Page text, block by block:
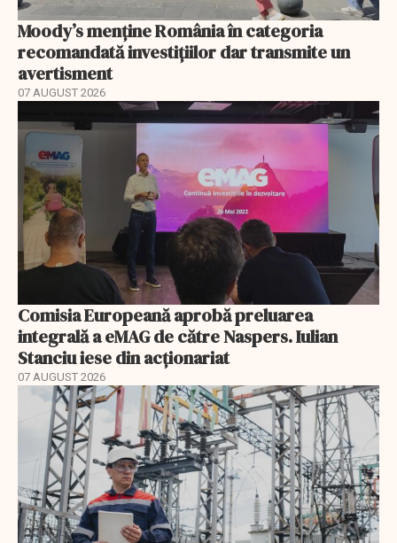
Moody’s menține România în categoria
recomandată investițiilor dar transmite un
avertisment
07 AUGUST 2026
Comisia Europeană aprobă preluarea
integrală a eMAG de către Naspers. Iulian
Stanciu iese din acționariat
07 AUGUST 2026